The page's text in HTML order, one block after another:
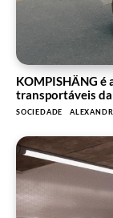
KOMPISHÄNG é
transportáveis
SOCIEDADE